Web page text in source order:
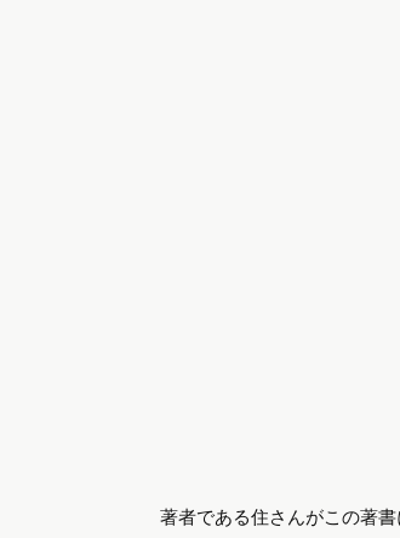
著者である住さんがこの著